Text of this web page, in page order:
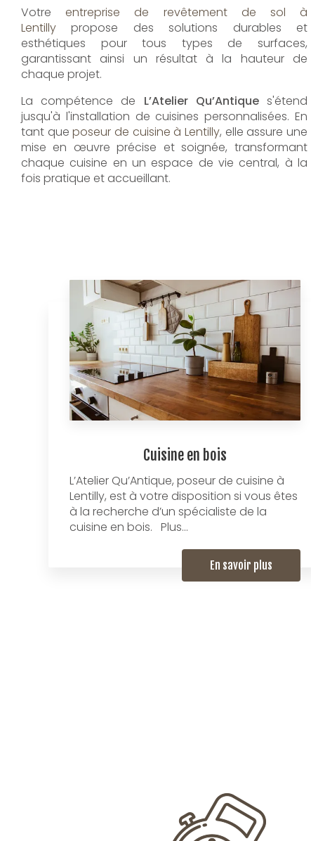
Votreentreprise de revêtement de sol à
Lentilly propose des solutions durables et
esthétiques pour tous types de surfaces,
garantissant ainsi un résultat à la hauteur de
chaque projet.
La compétence de L’Atelier Qu’Antiques'étend
jusqu'à l'installation de cuisines personnalisées. En
tant queposeur de cuisine à Lentilly, elle assure une
mise en œuvre précise et soignée, transformant
chaque cuisine en un espace de vie central, à la
fois pratique et accueillant.
Cuisine en bois
L’Atelier Qu’Antique, poseur de cuisine à
Lentilly, est à votre disposition si vous êtes
à la recherche d’un spécialiste de la
cuisine en bois. Plus...
En savoir plus